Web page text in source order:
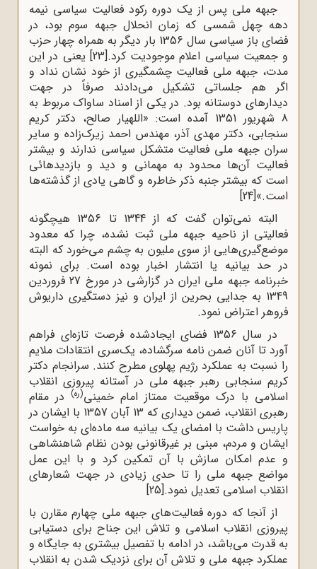
جبهه ملی پس از یک دوره رکود فعالیت سیاسی نیمه
دهه چهل شمسی که زمان انحلال جبهه سوم بود، در
فضای باز سیاسی سال 1356 بار دیگر به همراه چهار حزب
و جمعیت سیاسی اعلام موجودیت کرد.[23]
یعنی در این
مدت، جبهه ملی فعالیت چشمگیری از خود نشان نداد و
اگر هم جلساتی تشکیل می‌دادند صرفاً در جهت
دیدارهای دوستانه بود. در یکی از اسناد ساواک مربوط به
8 شهریور 1351 آمده است: «اللهیار صالح، دکتر کریم
سنجابی، دکتر مهدی آذر، مهندس احمد زیرک‌زاده و سایر
سران جبهه ملی فعالیت متشکل سیاسی ندارند و بیشتر
فعالیت آن‌ها محدود به مهمانی و دید و بازدیدهائی
است که بیشتر جنبه ذکر خاطره و گاهی یادی از گذشته‌ها
است.»[24]
البته نمی‌توان گفت که از 1344 تا 1356 هیچگونه
فعالیتی از ناحیه جبهه ملی ثبت نشده، چرا که معدود
موضع‌گیری‌هایی از سوی ملیون به چشم می‌خورد که البته
در حد بیانیه یا انتشار اخبار بوده است. برای نمونه
خبرنامه جبهه ملی ایران در گزارشی در مورخ 27 فروردین
1349 به جدایی بحرین از ایران و نیز دستگیری داریوش
فروهر اعتراض نمود.
در سال 1356 فضای ایجادشده فرصت تازه‌ای فراهم
آورد تا آنان ضمن نامه سرگشاده، یک‌سری انتقادات ملایم
را نسبت به عملکرد رژیم پهلوی مطرح کنند. سرانجام دکتر
کریم سنجابی رهبر جبهه ملی در آستانه پیروزی انقلاب
اسلامی با درک موقعیت ممتاز امام خمینی(ره) در مقام
رهبری انقلاب، ضمن دیداری که 13 آبان 1357 با ایشان در
پاریس داشت با امضای یک بیانیه سه ماده‌ای به خواست
ایشان و مردم، مبنی بر غیرقانونی بودن نظام شاهنشاهی
و عدم امکان سازش با آن تمکین کرد و با این عمل
مواضع جبهه ملی را تا حدی زیادی در جهت شعارهای
انقلاب اسلامی تعدیل نمود.[25]
از آنجا که دوره فعالیت‌های جبهه ملی چهارم مقارن با
پیروزی انقلاب اسلامی و تلاش این جناح برای دستیابی
به قدرت می‌باشد، در ادامه با‌ تفصیل بیشتری به جایگاه و
عملکرد جبهه ملی و تلاش آن برای نزدیک شدن به انقلاب